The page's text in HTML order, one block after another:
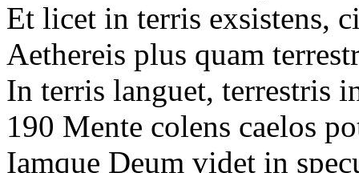
Et licet in terris exsistens,
Aethereis plus quam
In terris languet, terrestris
190 Mente colens caelos
Iamque Deum videt in